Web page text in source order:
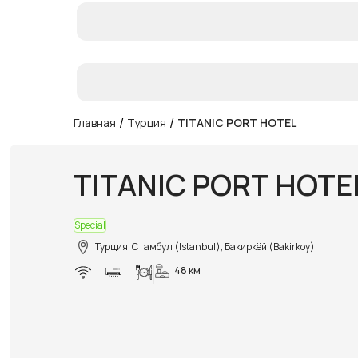
Главная / Турция / TITANIC PORT HOTEL
TITANIC PORT
Special
Турция, Стамбул (Istanbul), Бакиркёй (Bakirkoy)
48 км